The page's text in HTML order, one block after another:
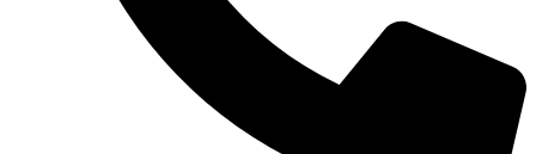
© 2025 WEBMARKET | Sva prava rezervisana.
Politika privatnosti
Pravila i uslovi korištenja